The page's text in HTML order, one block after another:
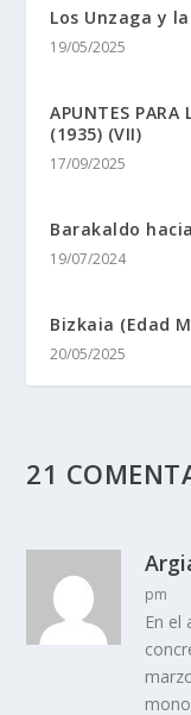
Los Unzaga y
19/05/2025
APUNTES PARA
(1935) (VII)
17/09/2025
Barakaldo
19/07/2024
Bizkaia (Edad
20/05/2025
21
pm
En el